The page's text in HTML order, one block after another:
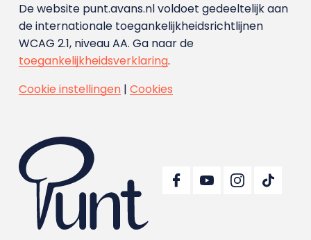
De website punt.avans.nl voldoet gedeeltelijk aan
de internationale toegankelijkheidsrichtlijnen
WCAG 2.1, niveau AA. Ga naar de
toegankelijkheidsverklaring.
Cookie instellingen| Cookies